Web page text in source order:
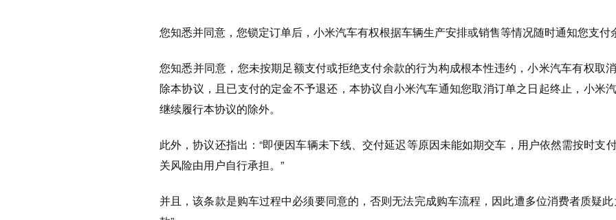
您知悉并同意，您锁定订单后，小米汽车有权根据车辆生产安排或销售等情况随时通知您支付
您知悉并同意，您未按期足额支付或拒绝支付余款的行为构成根本性违约，小米汽车有权取
除本协议，且已支付的定金不予退还，本协议自小米汽车通知您取消订单之日起终止，小米
继续履行本协议的除外。
此外，协议还指出：“即便因车辆未下线、交付延迟等原因未能如期交车，用户依然需按时支
关风险由用户自行承担。”
并且，该条款是购车过程中必须要同意的，否则无法完成购车流程，因此遭多位消费者质疑此